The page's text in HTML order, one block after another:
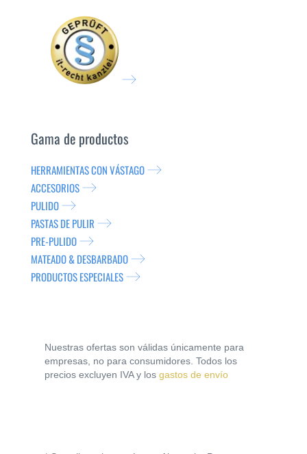
Gama de productos
HERRAMIENTAS CON VÁSTAGO
ACCESORIOS
PULIDO
PASTAS DE PULIR
PRE-PULIDO
MATEADO & DESBARBADO
PRODUCTOS ESPECIALES
Nuestras ofertas son válidas únicamente para
empresas, no para consumidores. Todos los
precios excluyen IVA y los gastos de envío